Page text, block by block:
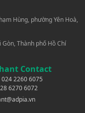
Hùng, phường Yên Hoà,
Thành phố Hồ Chí
Contact
024 2260 6075
6270 6072